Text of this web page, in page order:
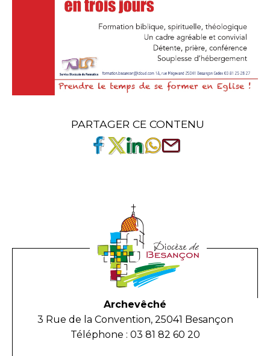
PARTAGER CE CONTENU
Archevêché
3 Rue de la Convention, 25041 Besançon
Téléphone : 03 81 82 60 20